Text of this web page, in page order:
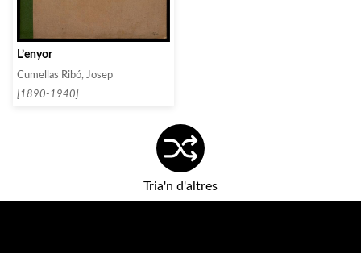
L’enyor
Cumellas Ribó, Josep
[1890-1940]
Tria'n d'altres